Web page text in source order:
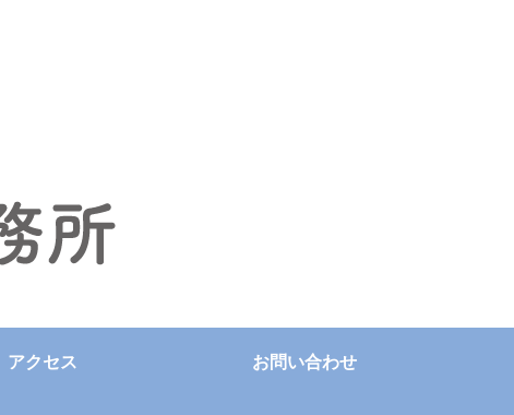
アクセス お問い合わせ